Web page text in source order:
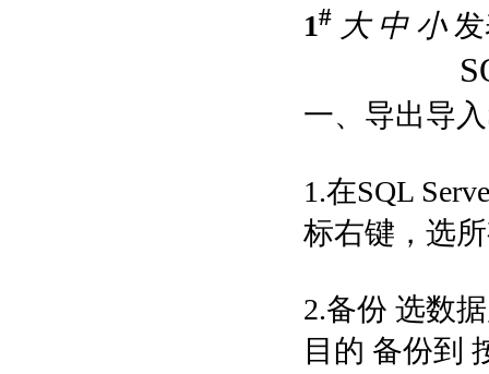
1# 大 中 小发
一、导出导
1.在SQL
标右键，选
2.备份 选数
目的 备份到